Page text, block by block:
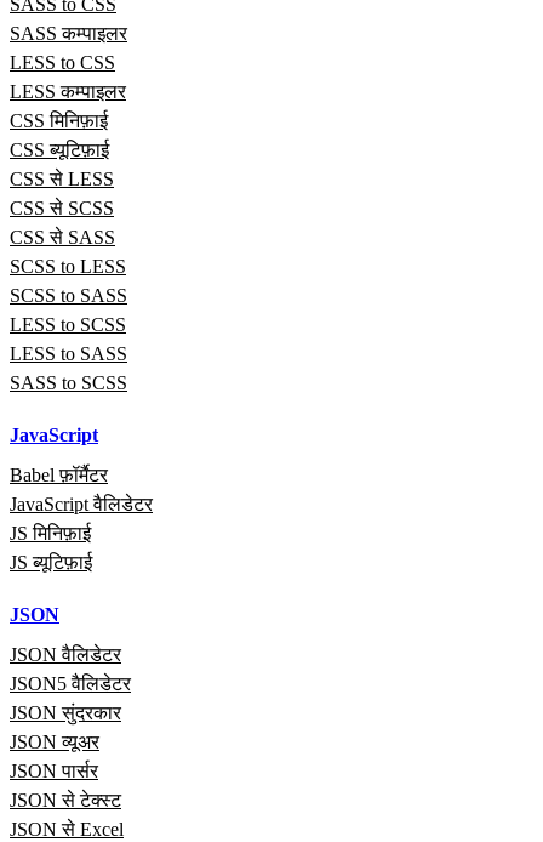
SASS to CSS
SASS कम्पाइलर
LESS to CSS
LESS कम्पाइलर
CSS मिनिफ़ाई
CSS ब्यूटिफ़ाई
CSS से LESS
CSS से SCSS
CSS से SASS
SCSS to LESS
SCSS to SASS
LESS to SCSS
LESS to SASS
SASS to SCSS
JavaScript
Babel फ़ॉर्मैटर
JavaScript वैलिडेटर
JS मिनिफ़ाई
JS ब्यूटिफ़ाई
JSON
JSON वैलिडेटर
JSON5 वैलिडेटर
JSON सुंदरकार
JSON व्यूअर
JSON पार्सर
JSON से टेक्स्ट
JSON से Excel